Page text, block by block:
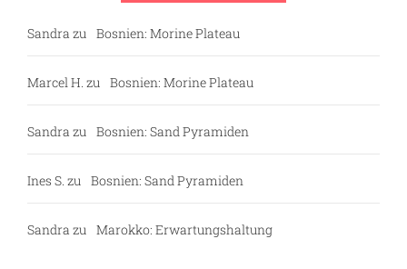
Sandra zu Bosnien: Morine Plateau
Marcel H. zu Bosnien: Morine Plateau
Sandra zu Bosnien: Sand Pyramiden
Ines S. zu Bosnien: Sand Pyramiden
Sandra zu Marokko: Erwartungshaltung